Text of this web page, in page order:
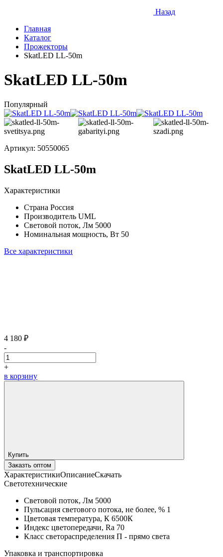
Назад
Главная
Каталог
Прожекторы
SkatLED LL-50m
SkatLED LL-50m
Популярный
Артикул: 50550065
SkatLED LL-50m
Характеристики
Страна Россия
Производитель UML
Световой поток, Лм 5000
Номинальная мощность, Вт 50
Все характеристики
4 180 ₽
-
+
в корзину
Купить
Заказть оптом
ХарактеристикиОписаниеСкачать
Светотехнические
Световой поток, Лм 5000
Пульсация светового потока, не более, % 1
Цветовая температура, К 6500К
Индекс цветопередачи, Ra 70
Класс светораспределения П - прямо света
Упаковка и транспортировка